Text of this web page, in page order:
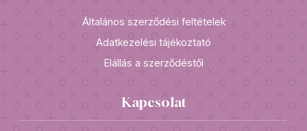
Általános szerződési feltételek
Adatkezelési tájékoztató
Elállás a szerződéstől
Kapcsolat